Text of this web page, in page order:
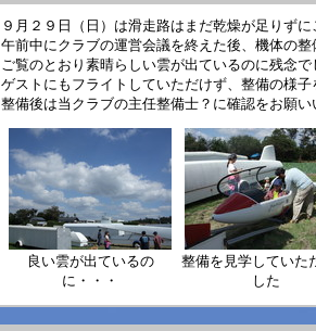
９月２９日（日）は滑走路はまだ乾燥が足りず
午前中にクラブの運営会議を終えた後、機体の
ご覧のとおり素晴らしい雲が出ているのに残念で
ゲストにもフライトしていただけず、整備の様
整備後は当クラブの主任整備士？に確認をお願
良い雲が出ているの
に・・・
整備を見学していた
した